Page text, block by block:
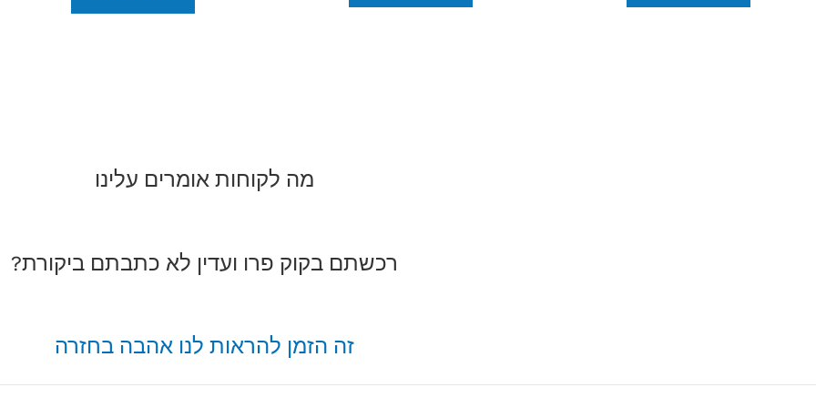
מה לקוחות אומרים עלינו
רכשתם בקוק פרו ועדין לא כתבתם ביקורת?
זה הזמן להראות לנו אהבה בחזרה